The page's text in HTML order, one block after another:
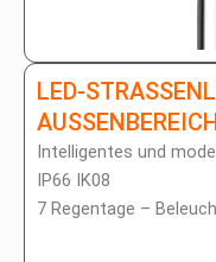
LED-
USSENBEREICH
Intelligentes und
IP66 IK08
7 Regentage –